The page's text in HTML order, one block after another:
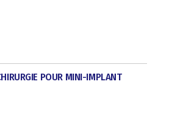
POUR MINI-IMPLANT